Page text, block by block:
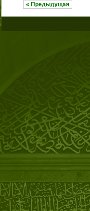
« Предыдущая